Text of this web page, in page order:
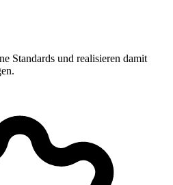
Standards und realisieren damit